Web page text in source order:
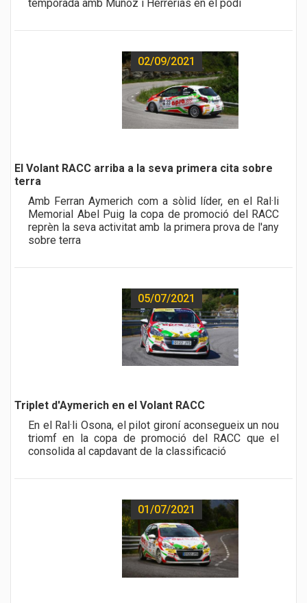
temporada amb Muñoz i Herrerías en el podi
02/09/2021
El Volant RACC arriba a la seva primera cita sobre
terra
Amb Ferran Aymerich com a sòlid líder, en el Ral·li
Memorial Abel Puig la copa de promoció del RACC
reprèn la seva activitat amb la primera prova de l'any
sobre terra
05/07/2021
Triplet d'Aymerich en el Volant RACC
En el Ral·li Osona, el pilot gironí aconsegueix un nou
triomf en la copa de promoció del RACC que el
consolida al capdavant de la classificació
01/07/2021